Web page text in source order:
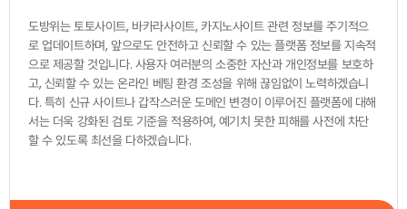
도방위는 토토사이트, 바카라사이트, 카지노사이트 관련 정보를 주기적으
로 업데이트하며, 앞으로도 안전하고 신뢰할 수 있는 플랫폼 정보를 지속적
으로 제공할 것입니다. 사용자 여러분의 소중한 자산과 개인정보를 보호하
고, 신뢰할 수 있는 온라인 베팅 환경 조성을 위해 끊임없이 노력하겠습니
다. 특히 신규 사이트나 갑작스러운 도메인 변경이 이루어진 플랫폼에 대해
서는 더욱 강화된 검토 기준을 적용하여, 예기치 못한 피해를 사전에 차단
할 수 있도록 최선을 다하겠습니다.